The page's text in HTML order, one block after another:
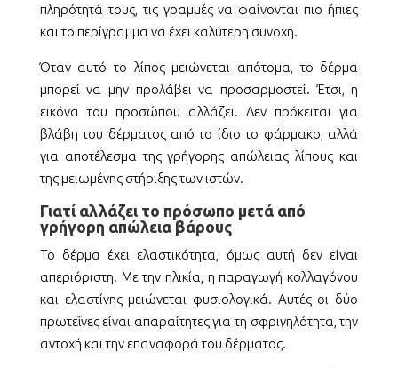
πληρότητά τους, τις γραμμές να φαίνονται πιο ήπιες
και το περίγραμμα να έχει καλύτερη συνοχή.
Όταν αυτό το λίπος μειώνεται απότομα, το δέρμα
μπορεί να μην προλάβει να προσαρμοστεί. Έτσι, η
εικόνα του προσώπου αλλάζει. Δεν πρόκειται για
βλάβη του δέρματος από το ίδιο το φάρμακο, αλλά
για αποτέλεσμα της γρήγορης απώλειας λίπους και
της μειωμένης στήριξης των ιστών.
Γιατί αλλάζει το πρόσωπο μετά από
γρήγορη απώλεια βάρους
Το δέρμα έχει ελαστικότητα, όμως αυτή δεν είναι
απεριόριστη. Με την ηλικία, η παραγωγή κολλαγόνου
και ελαστίνης μειώνεται φυσιολογικά. Αυτές οι δύο
πρωτεΐνες είναι απαραίτητες για τη σφριγηλότητα, την
αντοχή και την επαναφορά του δέρματος.